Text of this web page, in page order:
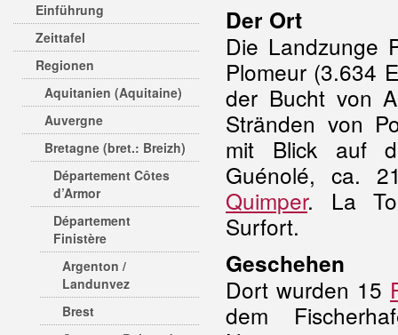
Einführung
Zeittafel
Regionen
Aquitanien (Aquitaine)
Auvergne
Bretagne (bret.: Breizh)
Département Côtes
d’Armor
Département
Finistère
Argenton /
Landunvez
Brest
Der Ort
Die Landzunge
Plomeur (3.634
der Bucht von
Stränden von
mit Blick auf
Guénolé, ca.
Quimper. La
Surfort.
Geschehen
Dort wurden 15
dem